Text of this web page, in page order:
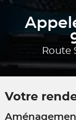
Route
Votre